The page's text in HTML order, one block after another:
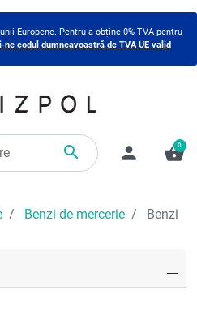
Europene. Pentru a obține 0% TVA pentru
ne codul dumneavoastră de TVA UE valid
 person shopping_basket
0
Benzi de mercerie Benzi